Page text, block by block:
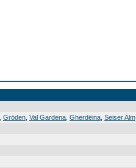
Gröden Val Gardena Gherdëina Seiser Alm